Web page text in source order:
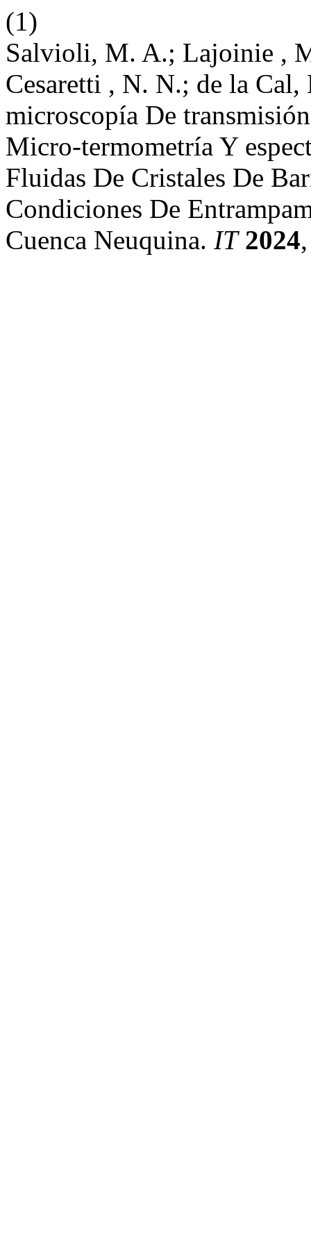
(1)
Salvioli, M. A.; Lajoinie ,
Cesaretti , N. N.; de la
microscopía De
Micro-termometría Y
Fluidas De Cristales De
Condiciones De
Cuenca Neuquina. IT 2024